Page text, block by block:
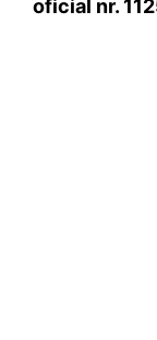
oficial nr.